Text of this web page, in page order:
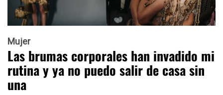
Mujer
Las brumas corporales han invadido mi
rutina y ya no puedo salir de casa sin
una